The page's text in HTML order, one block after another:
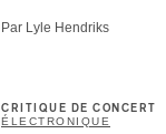
Par Lyle Hendriks
CRITIQUE DE CONCERT
ÉLECTRONIQUE